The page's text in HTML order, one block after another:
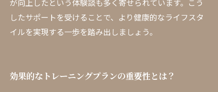
が向上したという体験談も多く寄せられています。こう
したサポートを受けることで、より健康的なライフスタ
イルを実現する一歩を踏み出しましょう。
効果的なトレーニングプランの重要性とは？